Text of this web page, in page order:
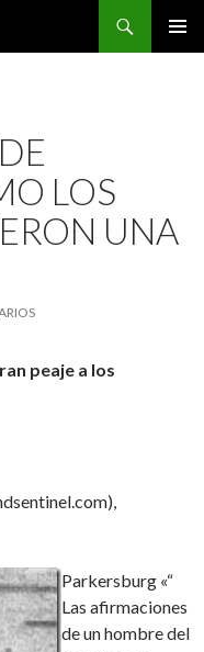
LOS
UNA
peaje a los
Parkersburg «“
Las afirmaciones
de un hombre del